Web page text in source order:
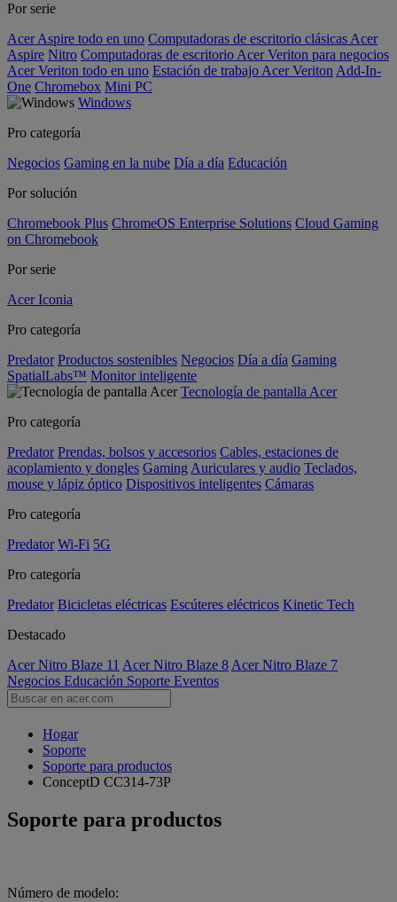
Por serie
Acer Aspire todo en uno Computadoras de escritorio clásicas Acer
Aspire Nitro Computadoras de escritorio Acer Veriton para negocios
Acer Veriton todo en uno Estación de trabajo Acer Veriton Add-In-
One Chromebox Mini PC
Windows
Pro categoría
Negocios Gaming en la nube Día a día Educación
Por solución
Chromebook Plus ChromeOS Enterprise Solutions Cloud Gaming
on Chromebook
Por serie
Acer Iconia
Pro categoría
Predator Productos sostenibles Negocios Día a día Gaming
SpatialLabs™ Monitor inteligente
Tecnología de pantalla Acer
Pro categoría
Predator Prendas, bolsos y accesorios Cables, estaciones de
acoplamiento y dongles Gaming Auriculares y audio Teclados,
mouse y lápiz óptico Dispositivos inteligentes Cámaras
Pro categoría
Predator Wi-Fi 5G
Pro categoría
Predator Bicicletas eléctricas Escúteres eléctricos Kinetic Tech
Destacado
Acer Nitro Blaze 11 Acer Nitro Blaze 8 Acer Nitro Blaze 7
Negocios Educación Soporte Eventos
Hogar
Soporte
Soporte para productos
ConceptD CC314-73P
Soporte para productos
Número de modelo: